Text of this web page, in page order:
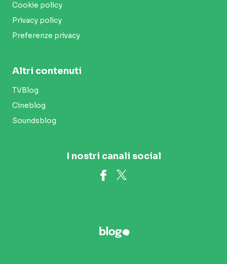
Cookie policy
Privacy policy
Preferenze privacy
Altri contenuti
TVBlog
Cineblog
Soundsblog
I nostri canali social